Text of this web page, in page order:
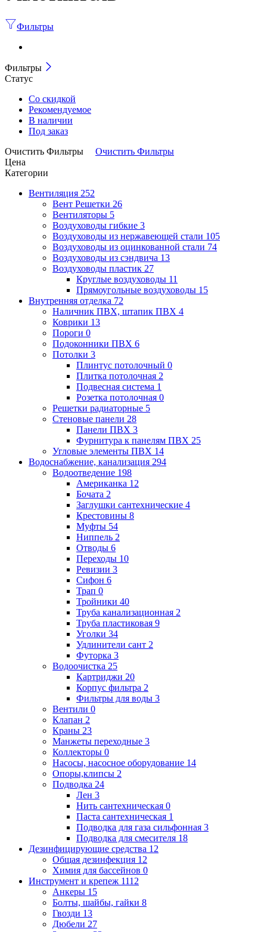
Фильтры
Фильтры
Статус
Со скидкой
Рекомендуемое
В наличии
Под заказ
Очистить Фильтры
Очистить Фильтры
Цена
Категории
Вентиляция 252
Вент Решетки 26
Вентиляторы 5
Воздуховоды гибкие 3
Воздуховоды из нержавеющей стали 105
Воздуховоды из оцинкованной стали 74
Воздуховоды из сэндвича 13
Воздуховоды пластик 27
Круглые воздуховоды 11
Прямоугольные воздуховоды 15
Внутренняя отделка 72
Наличник ПВХ, штапик ПВХ 4
Коврики 13
Пороги 0
Подоконники ПВХ 6
Потолки 3
Плинтус потолочный 0
Плитка потолочная 2
Подвесная система 1
Розетка потолочная 0
Решетки радиаторные 5
Стеновые панели 28
Панели ПВХ 3
Фурнитура к панелям ПВХ 25
Угловые элементы ПВХ 14
Водоснабжение, канализация 294
Водоотведение 198
Американка 12
Бочата 2
Заглушки сантехнические 4
Крестовины 8
Муфты 54
Ниппель 2
Отводы 6
Переходы 10
Ревизии 3
Сифон 6
Трап 0
Тройники 40
Труба канализационная 2
Труба пластиковая 9
Уголки 34
Удлинители сант 2
Футорка 3
Водоочистка 25
Картриджи 20
Корпус фильтра 2
Фильтры для воды 3
Вентили 0
Клапан 2
Краны 23
Манжеты переходные 3
Коллекторы 0
Насосы, насосное оборудование 14
Опоры,клипсы 2
Подводка 24
Лен 3
Нить сантехническая 0
Паста сантехническая 1
Подводка для газа сильфонная 3
Подводка для смесителя 18
Дезинфицирующие средства 12
Общая дезинфекция 12
Химия для бассейнов 0
Инструмент и крепеж 1112
Анкеры 15
Болты, шайбы, гайки 8
Гвозди 13
Дюбели 27